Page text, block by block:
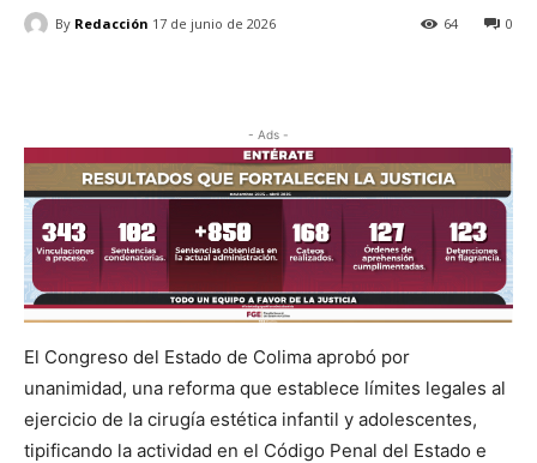
By Redacción 17 de junio de 2026 0
64
- Ads -
El Congreso del Estado de Colima aprobó por
unanimidad, una reforma que establece límites legales al
ejercicio de la cirugía estética infantil y adolescentes,
tipificando la actividad en el Código Penal del Estado e